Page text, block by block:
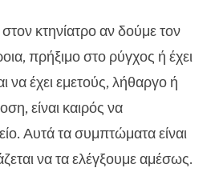
κτηνίατρο αν δούμε τον
πρήξιμο στο ρύγχος ή έχει
να έχει εμετούς, λήθαργο ή
είναι καιρός να
Αυτά τα συμπτώματα είναι
να τα ελέγξουμε αμέσως.